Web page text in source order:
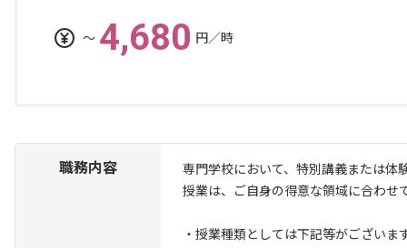
〜 4,680 円／時
職務内容
専門学校において、特別講義または体
授業は、ご自身の得意な領域に合わせ
・授業種類としては下記等がございま